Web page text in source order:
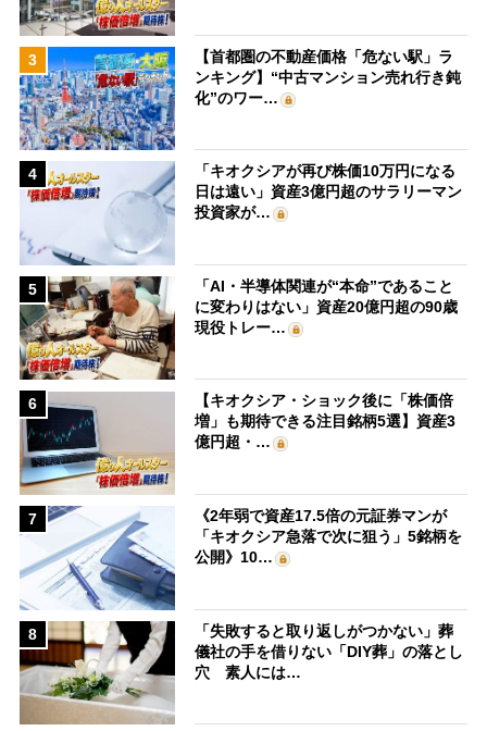
3
【首都圏の不動産価格「危ない駅」ラ
ンキング】“中古マンション売れ行き鈍
化”のワー…
4
「キオクシアが再び株価10万円になる
日は遠い」資産3億円超のサラリーマン
投資家が…
5
「AI・半導体関連が“本命”であること
に変わりはない」資産20億円超の90歳
現役トレー…
6
【キオクシア・ショック後に「株価倍
増」も期待できる注目銘柄5選】資産3
億円超・…
7
《2年弱で資産17.5倍の元証券マンが
「キオクシア急落で次に狙う」5銘柄を
公開》10…
8
「失敗すると取り返しがつかない」葬
儀社の手を借りない「DIY葬」の落とし
穴 素人には…